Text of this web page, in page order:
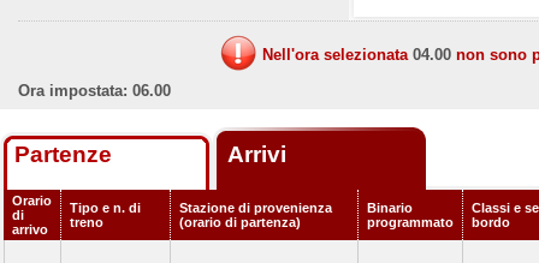
Nell'ora selezionata 04.00 non sono
Ora impostata: 06.00
Partenze Arrivi
Orario
di
arrivo
Tipo e n. di
treno
Stazione di provenienza
(orario di partenza)
Binario
programmato
Classi e
bordo